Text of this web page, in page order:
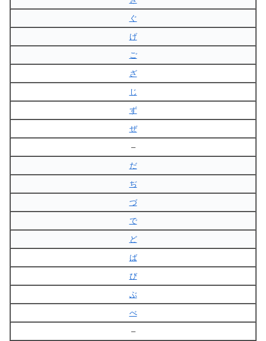
ぐ
げ
ご
ざ
じ
ず
ぜ
–
だ
ぢ
づ
で
ど
ば
び
ぶ
べ
–